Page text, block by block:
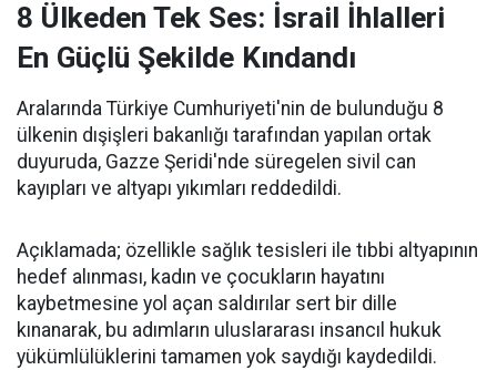
8 Ülkeden Tek Ses: İsrail İhlalleri
En Güçlü Şekilde Kındandı
Aralarında Türkiye Cumhuriyeti'nin de bulunduğu 8
ülkenin dışişleri bakanlığı tarafından yapılan ortak
duyuruda, Gazze Şeridi'nde süregelen sivil can
kayıpları ve altyapı yıkımları reddedildi.
Açıklamada; özellikle sağlık tesisleri ile tıbbi altyapının
hedef alınması, kadın ve çocukların hayatını
kaybetmesine yol açan saldırılar sert bir dille
kınanarak, bu adımların uluslararası insancıl hukuk
yükümlülüklerini tamamen yok saydığı kaydedildi.